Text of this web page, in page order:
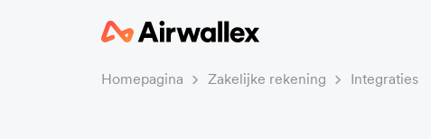
Homepagina Zakelijke rekening Integraties